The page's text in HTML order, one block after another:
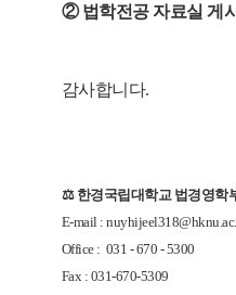
② 법학전공 자료실 게
감사합니다.
⚖ 한경국립대학교 법경영학
E-mail :
Office : 031 - 670 - 5300
Fax : 031-670-5309